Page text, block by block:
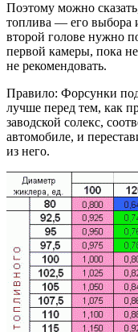
Поэтому можно
топлива — его выбора
второй голове нужно
первой камеры, пока
не рекомендовать.
Правило: Форсунки
лучше перед тем, как
заводской солекс,
автомобиле, и
из него.